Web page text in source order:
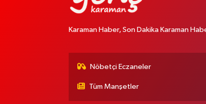
Karaman Haber, Son Dakika Karaman
Nöbetçi Eczaneler
Tüm Manşetler